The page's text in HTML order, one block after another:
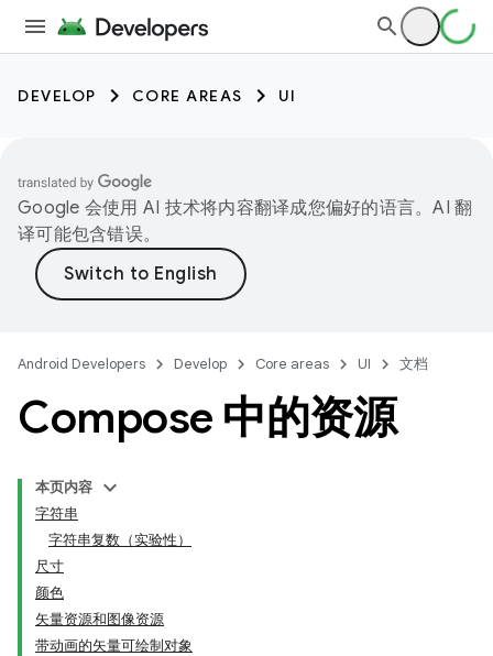
DEVELOP CORE AREAS UI
Google 会使用 AI 技术将内容翻译成您偏好的语言。AI 翻
译可能包含错误。
Android Developers Develop Core areas UI 文档
Compose 中的资源
本页内容
字符串
字符串复数（实验性）
尺寸
颜色
矢量资源和图像资源
带动画的矢量可绘制对象